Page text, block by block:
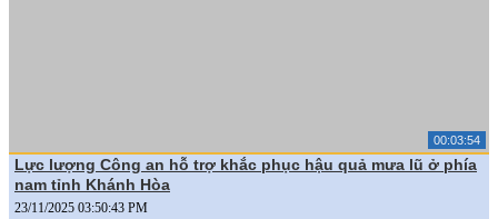
00:03:54
Lực lượng Công an hỗ trợ khắc phục hậu quả mưa lũ ở phía
nam tỉnh Khánh Hòa
23/11/2025 03:50:43 PM